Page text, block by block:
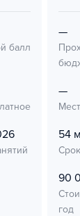
балл
—
—
54
90
год